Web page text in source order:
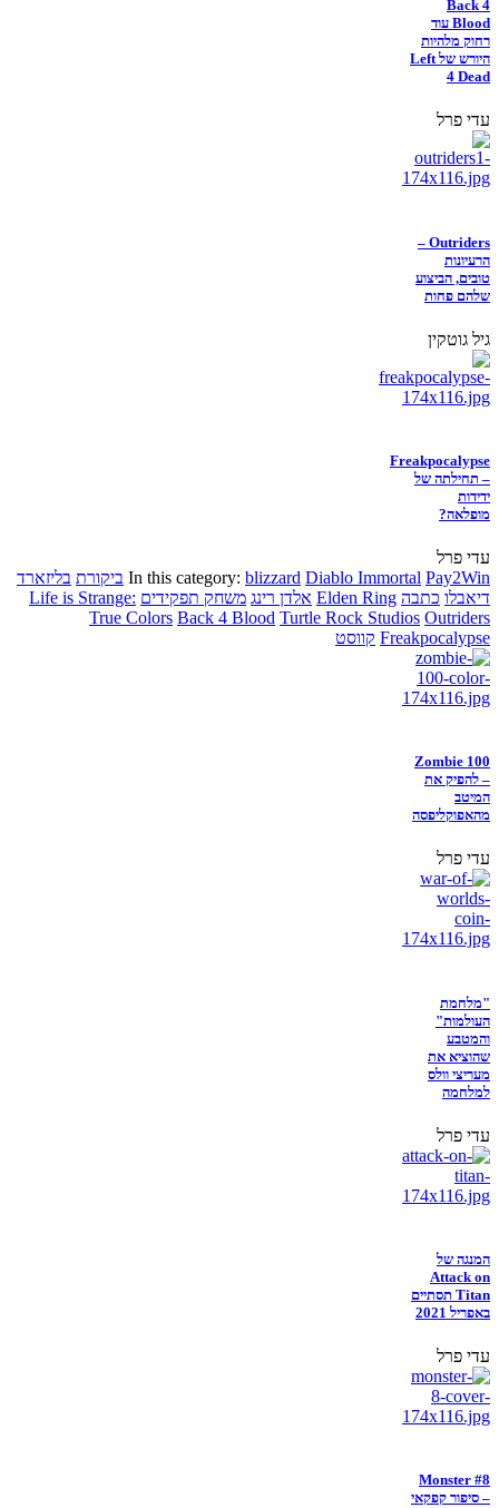
Back 4
Blood עוד
רחוק מלהיות
היורש של Left
4 Dead
עדי פרל
Outriders –
הרעיונות
טובים, הביצוע
שלהם פחות
גיל גוטקין
Freakpocalypse
– תחילתה של
ידידות
מופלאה?
עדי פרל
In this category: blizzard Diablo Immortal Pay2Win ביקורת בליזארד
דיאבלו כתבה Elden Ring אלדן רינג משחק תפקידים Life is Strange:
True Colors Back 4 Blood Turtle Rock Studios Outriders
Freakpocalypse קווסט
Zombie 100
– להפיק את
המיטב
מהאפוקליפסה
עדי פרל
"מלחמת
העולמות"
והמטבע
שהוציא את
מעריצי וולס
למלחמה
עדי פרל
המנגה של
Attack on
Titan תסתיים
באפריל 2021
עדי פרל
Monster #8
– סיפור קפקאי